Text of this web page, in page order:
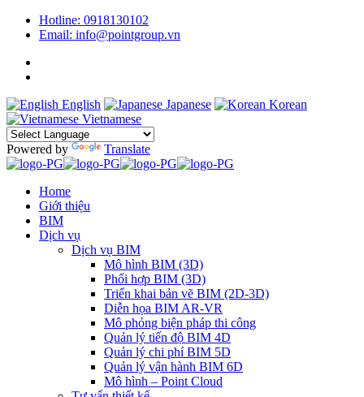
Hotline: 0918130102
Email: info@pointgroup.vn
English Japanese
Korean
Vietnamese
Powered by Translate
Home
Giới thiệu
BIM
Dịch vụ
Dịch vụ BIM
Mô hình BIM (3D)
Phối hợp BIM (3D)
Triển khai bản vẽ BIM (2D-3D)
Diễn họa BIM AR-VR
Mô phỏng biện pháp thi công
Quản lý tiến độ BIM 4D
Quản lý chi phí BIM 5D
Quản lý vận hành BIM 6D
Mô hình – Point Cloud